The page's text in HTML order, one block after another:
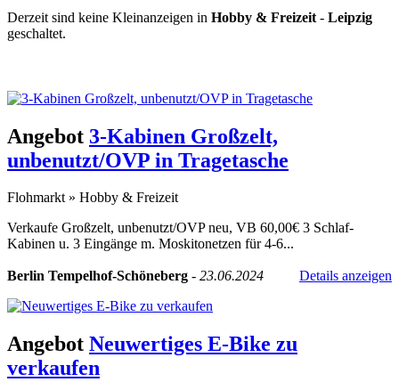
Derzeit sind keine Kleinanzeigen in Hobby & Freizeit - Leipzig
geschaltet.
Angebot 3-Kabinen Großzelt,
unbenutzt/OVP in Tragetasche
Flohmarkt » Hobby & Freizeit
Verkaufe Großzelt, unbenutzt/OVP neu, VB 60,00€ 3 Schlaf-
Kabinen u. 3 Eingänge m. Moskitonetzen für 4-6...
Berlin Tempelhof-Schöneberg - 23.06.2024 Details anzeigen
Angebot Neuwertiges E-Bike zu
verkaufen